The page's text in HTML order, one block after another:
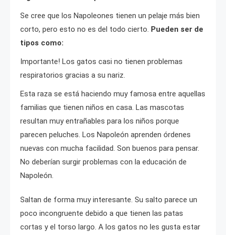
Se cree que los Napoleones tienen un pelaje más bien
corto, pero esto no es del todo cierto. Pueden ser de
tipos como:
Importante! Los gatos casi no tienen problemas
respiratorios gracias a su nariz.
Esta raza se está haciendo muy famosa entre aquellas
familias que tienen niños en casa. Las mascotas
resultan muy entrañables para los niños porque
parecen peluches. Los Napoleón aprenden órdenes
nuevas con mucha facilidad. Son buenos para pensar.
No deberían surgir problemas con la educación de
Napoleón.
Saltan de forma muy interesante. Su salto parece un
poco incongruente debido a que tienen las patas
cortas y el torso largo. A los gatos no les gusta estar